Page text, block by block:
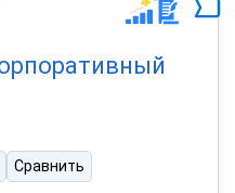
Сравнить